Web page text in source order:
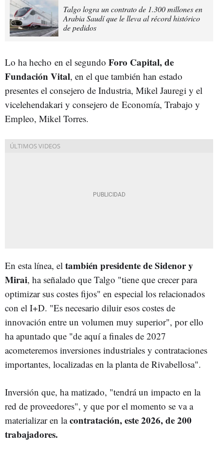
Talgo logra un contrato de 1.300 millones en
Arabia Saudí que le lleva al récord histórico
de pedidos
Lo ha hecho en el segundo Foro Capital, de
Fundación Vital, en el que también han estado
presentes el consejero de Industria, Mikel Jauregi y el
vicelehendakari y consejero de Economía, Trabajo y
Empleo, Mikel Torres.
En esta línea, el también presidente de Sidenor y
Mirai, ha señalado que Talgo "tiene que crecer para
optimizar sus costes fijos" en especial los relacionados
con el I+D. "Es necesario diluir esos costes de
innovación entre un volumen muy superior", por ello
ha apuntado que "de aquí a finales de 2027
acometeremos inversiones industriales y contrataciones
importantes, localizadas en la planta de Rivabellosa".
Inversión que, ha matizado, "tendrá un impacto en la
red de proveedores", y que por el momento se va a
materializar en lacontratación, este 2026, de 200
trabajadores.